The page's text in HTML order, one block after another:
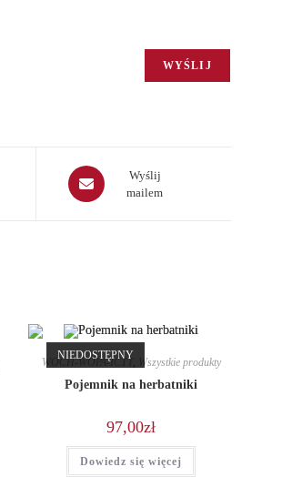
Opens
in
Wyślij
mailem
NIEDOSTĘPNY
WOCH-WOPA-ICTT , Wszystkie produkty
Pojemnik na herbatniki
97,00zł
Dowiedz się więcej